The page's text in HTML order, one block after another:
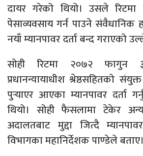
दायर गरेको थियो। उसले
पेसाव्यवसाय गर्न पाउने संवैधानिक
नयाँ म्यानपावर दर्ता बन्द गराएको
सोही रिटमा २०७२ फागुन
प्रधानन्यायाधीश श्रेष्ठसहितको
पुर्‍याएर आएका म्यानपावर दर्ता
थियो। सोही फैसलामा टेकेर
अदालतबाट मुद्दा जित्दै
विभागका महानिर्देशक पाण्डेले बताए।